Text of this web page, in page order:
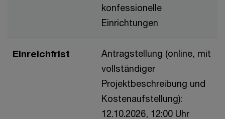
konfessionelle
Einrichtungen
Einreichfrist
Antragstellung (online, mit
vollständiger
Projektbeschreibung und
Kostenaufstellung):
12.10.2026, 12:00 Uhr